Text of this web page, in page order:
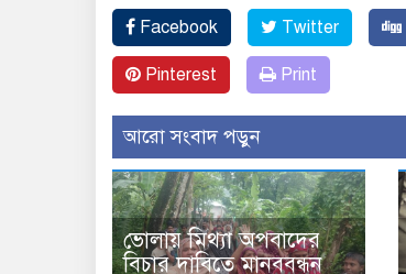
Facebook Twitter
Pinterest Print
আরো সংবাদ পড়ুন
ভোলায় মিথ্যা অপবাদের
বিচার দাবিতে মানববন্ধন